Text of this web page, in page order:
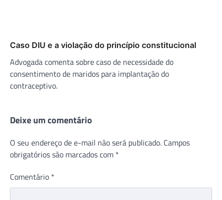
Caso DIU e a violação do princípio constitucional
Advogada comenta sobre caso de necessidade do
consentimento de maridos para implantação do
contraceptivo.
Deixe um comentário
O seu endereço de e-mail não será publicado. Campos
obrigatórios são marcados com *
Comentário *